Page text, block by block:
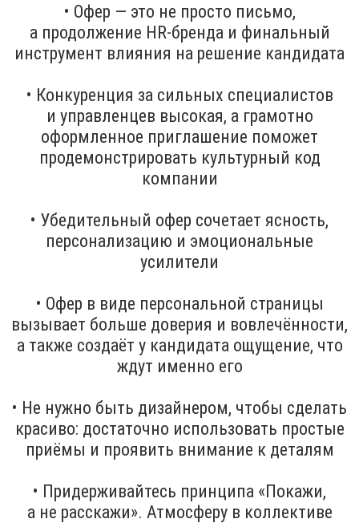
• Офер — это не просто письмо,
а продолжение HR-бренда и финальный
инструмент влияния на решение кандидата
• Конкуренция за сильных специалистов
и управленцев высокая, а грамотно
оформленное приглашение поможет
продемонстрировать культурный код
компании
• Убедительный офер сочетает ясность,
персонализацию и эмоциональные
усилители
• Офер в виде персональной страницы
вызывает больше доверия и вовлечённости,
а также создаёт у кандидата ощущение, что
ждут именно его
• Не нужно быть дизайнером, чтобы сделать
красиво: достаточно использовать простые
приёмы и проявить внимание к деталям
• Придерживайтесь принципа «Покажи,
а не расскажи». Атмосферу в коллективе